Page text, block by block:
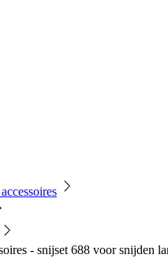
- snijset 688 voor snijden